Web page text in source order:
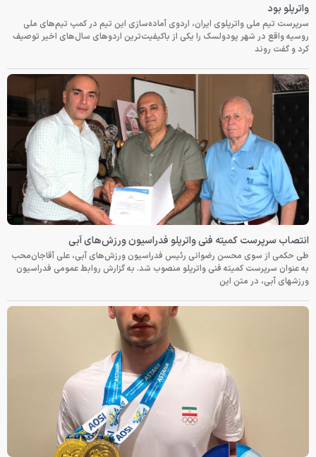
واترپلو بود
سرپرست تیم ملی واترپلوی ایران، اردوی آماده‌سازی این تیم در کمپ تیم‌های ملی
روسیه واقع در شهر پودولسک را یکی از باکیفیت‌ترین اردوهای سال‌های اخیر توصیف
کرد و گفت روند
انتصاب سرپرست کمیته فنی واترپلو فدراسیون ورزش‌های آبی
طی حکمی از سوی محسن رضوانی رئیس فدراسیون ورزش‌های آبی، علی آقاجان‌محب
به عنوان سرپرست کمیته فنی واترپلو منصوب شد. به گزارش روابط عمومی فدراسیون
ورزشهای آبی، در متن این